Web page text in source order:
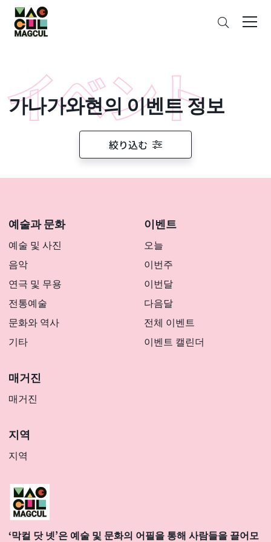
ン
テ
ン
ス
キ
ッ
가나가와현의 이벤트 정보
絞り込む
예술과 문화
예술 및 사진
음악
연극 및 무용
전통예술
문화와 역사
기타
이벤트
오늘
이번주
이번달
다음달
전체 이벤트
이벤트 캘린더
매거진
매거진
지역
지역
‘막컬 닷 넷’은 예술 및 문화의 어필을 통해 사람들을 끌어모